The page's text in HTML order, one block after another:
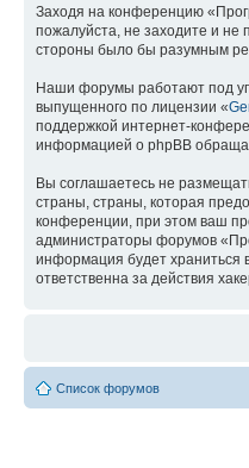
Заходя на конференцию
пожалуйста, не заходите и
стороны было бы разумным
Наши форумы работают под
выпущенного по лицензии «
поддержкой интернет-
информацией о phpBB
Вы соглашаетесь не
страны, страны, которая
конференции, при этом ваш
администраторы форумов
информация будет храниться
ответственна за действия
Список форумов